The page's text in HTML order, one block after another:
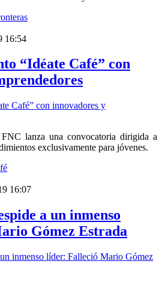
16:54
“Idéate Café” con
lanza una convocatoria dirigida a
exclusivamente para jóvenes.
16:07
a un inmenso
Gómez Estrada